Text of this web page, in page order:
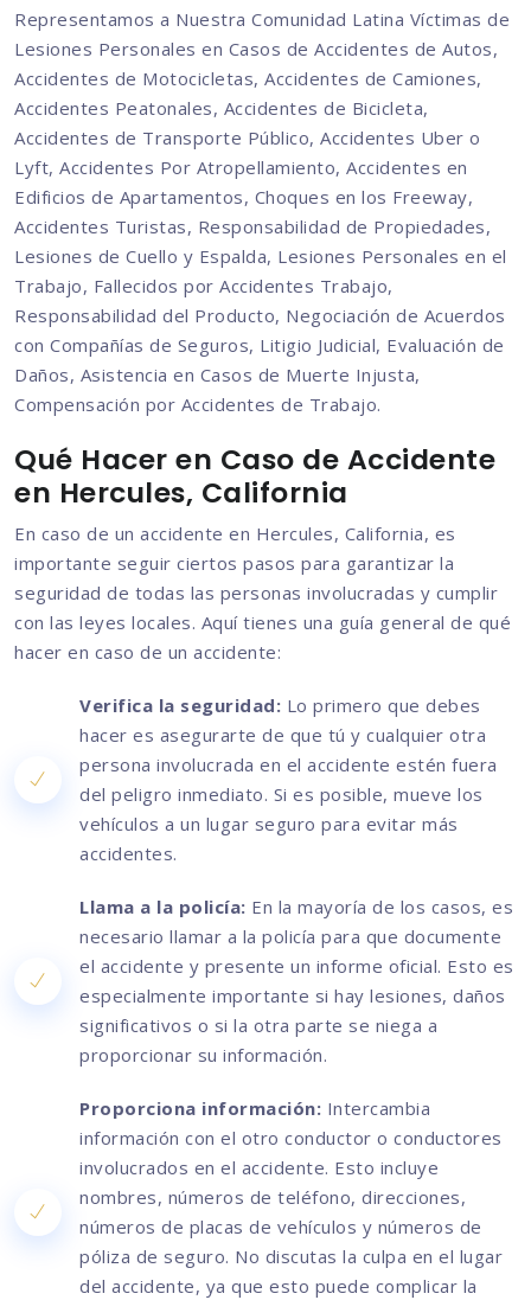
Representamos a Nuestra Comunidad Latina Víctimas de
Lesiones Personales en Casos de Accidentes de Autos,
Accidentes de Motocicletas, Accidentes de Camiones,
Accidentes Peatonales, Accidentes de Bicicleta,
Accidentes de Transporte Público, Accidentes Uber o
Lyft, Accidentes Por Atropellamiento, Accidentes en
Edificios de Apartamentos, Choques en los Freeway,
Accidentes Turistas, Responsabilidad de Propiedades,
Lesiones de Cuello y Espalda, Lesiones Personales en el
Trabajo, Fallecidos por Accidentes Trabajo,
Responsabilidad del Producto, Negociación de Acuerdos
con Compañías de Seguros, Litigio Judicial, Evaluación de
Daños, Asistencia en Casos de Muerte Injusta,
Compensación por Accidentes de Trabajo.
Qué Hacer en Caso de Accidente
en Hercules, California
En caso de un accidente en Hercules, California, es
importante seguir ciertos pasos para garantizar la
seguridad de todas las personas involucradas y cumplir
con las leyes locales. Aquí tienes una guía general de qué
hacer en caso de un accidente:
Verifica la seguridad: Lo primero que debes
hacer es asegurarte de que tú y cualquier otra
persona involucrada en el accidente estén fuera
del peligro inmediato. Si es posible, mueve los
vehículos a un lugar seguro para evitar más
accidentes.
Llama a la policía: En la mayoría de los casos, es
necesario llamar a la policía para que documente
el accidente y presente un informe oficial. Esto es
especialmente importante si hay lesiones, daños
significativos o si la otra parte se niega a
proporcionar su información.
Proporciona información: Intercambia
información con el otro conductor o conductores
involucrados en el accidente. Esto incluye
nombres, números de teléfono, direcciones,
números de placas de vehículos y números de
póliza de seguro. No discutas la culpa en el lugar
del accidente, ya que esto puede complicar la